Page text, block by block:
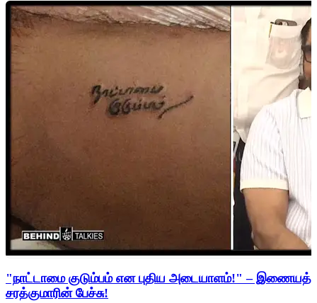
"நாட்டாமை குடும்பம் என புதிய அடையாளம்!" –
சரத்குமாரின் பேச்சு!